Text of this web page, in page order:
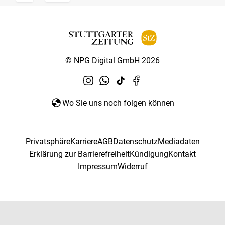
© NPG Digital GmbH 2026
Wo Sie uns noch folgen können
PrivatsphäreKarriereAGBDatenschutzMediadaten
Erklärung zur BarrierefreiheitKündigungKontakt
ImpressumWiderruf